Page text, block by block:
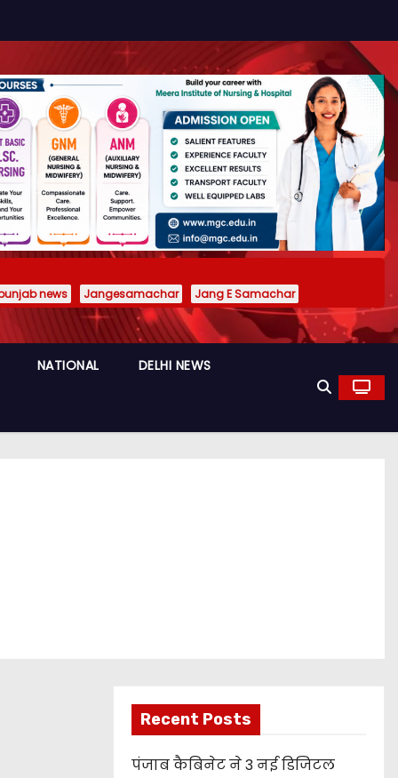
news Jangesamachar Jang E Samachar
NATIONAL DELHI NEWS
Recent Posts
पंजाब कैबिनेट ने 3 नई डिजिटल